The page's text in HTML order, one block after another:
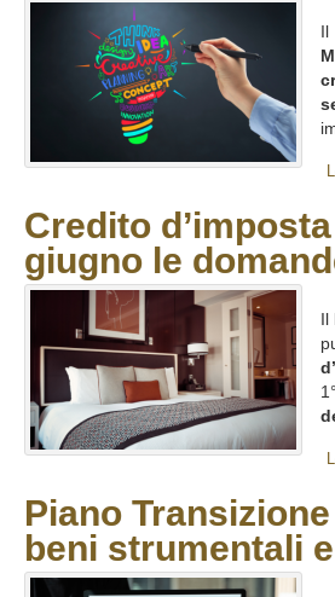
Credito
giugno le
Piano
beni strumentali